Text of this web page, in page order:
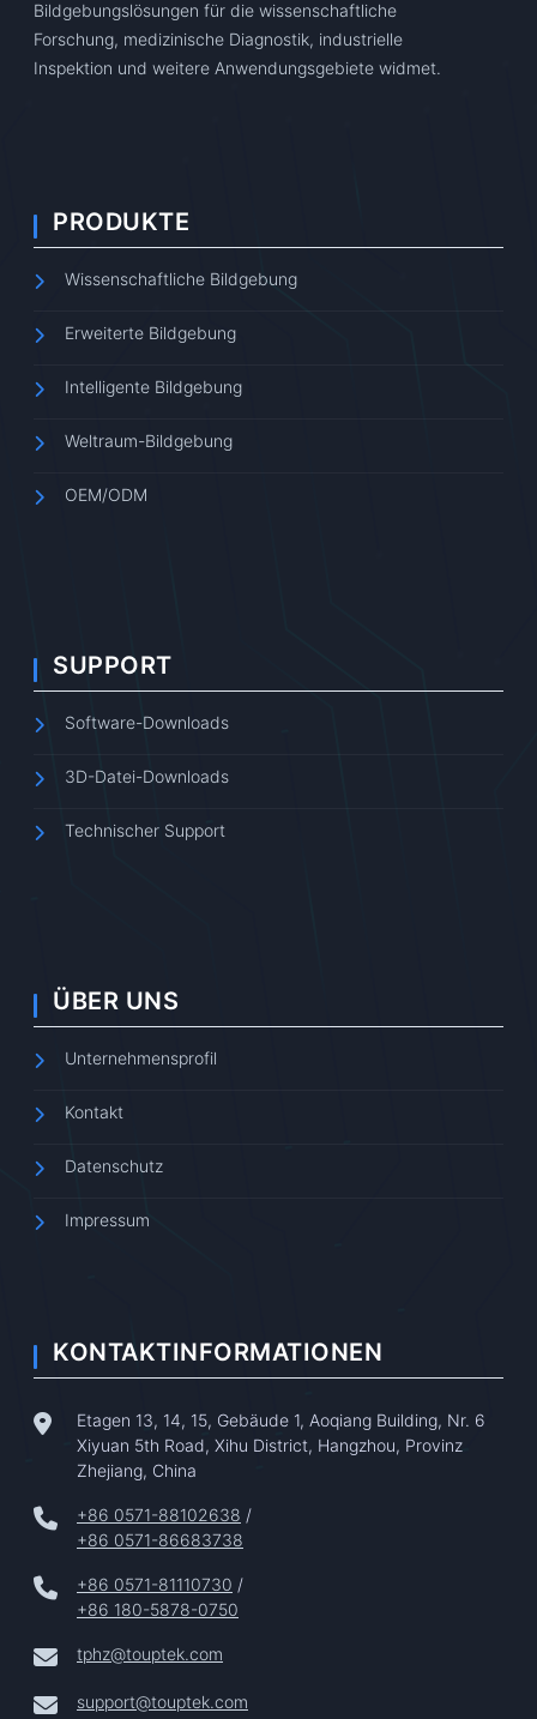
Bildgebungslösungen für die wissenschaftliche
Forschung, medizinische Diagnostik, industrielle
Inspektion und weitere Anwendungsgebiete widmet.
PRODUKTE
Wissenschaftliche Bildgebung
Erweiterte Bildgebung
Intelligente Bildgebung
Weltraum-Bildgebung
OEM/ODM
SUPPORT
Software-Downloads
3D-Datei-Downloads
Technischer Support
ÜBER UNS
Unternehmensprofil
Kontakt
Datenschutz
Impressum
KONTAKTINFORMATIONEN
Etagen 13, 14, 15, Gebäude 1, Aoqiang Building, Nr. 6
Xiyuan 5th Road, Xihu District, Hangzhou, Provinz
Zhejiang, China
+86 0571-88102638 /
+86 0571-86683738
+86 0571-81110730 /
+86 180-5878-0750
tphz@touptek.com
support@touptek.com